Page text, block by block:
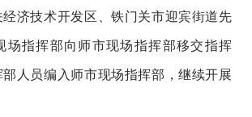
济技术开发区、铁门关市迎宾街道先
场指挥部向师市现场指挥部移交指挥
人员编入师市现场指挥部，继续开展